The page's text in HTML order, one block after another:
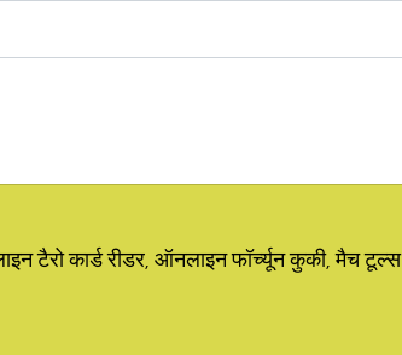
टैरो कार्ड रीडर, ऑनलाइन फॉर्च्यून कुकी, मैच टूल्स